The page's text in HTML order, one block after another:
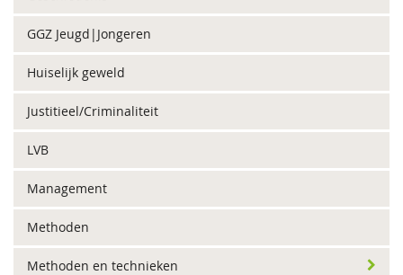
GGZ Jeugd|Jongeren
Huiselijk geweld
Justitieel/Criminaliteit
LVB
Management
Methoden
Methoden en technieken